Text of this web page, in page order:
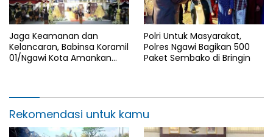
Jaga Keamanan dan
Kelancaran, Babinsa Koramil
01/Ngawi Kota Amankan
Polri Untuk Masyarakat,
Polres Ngawi Bagikan 500
Paket Sembako di Bringin
Rekomendasi untuk kamu